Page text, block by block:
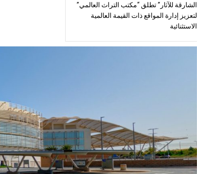
الشارقة للآثار” تطلق “مكتب التراث العالمي”
لتعزيز إدارة المواقع ذات القيمة العالمية
الاستثنائية